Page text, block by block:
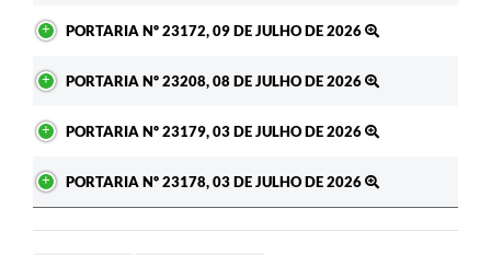
PORTARIA Nº 23172, 09 DE JULHO DE 2026
PORTARIA Nº 23208, 08 DE JULHO DE 2026
PORTARIA Nº 23179, 03 DE JULHO DE 2026
PORTARIA Nº 23178, 03 DE JULHO DE 2026